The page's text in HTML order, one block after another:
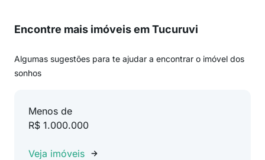
Encontre mais imóveis em Tucuruvi
Algumas sugestões para te ajudar a encontrar o imóvel dos
sonhos
Menos de
R$ 1.000.000
Veja imóveis